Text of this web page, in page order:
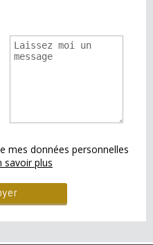
mes données personnelles
savoir plus